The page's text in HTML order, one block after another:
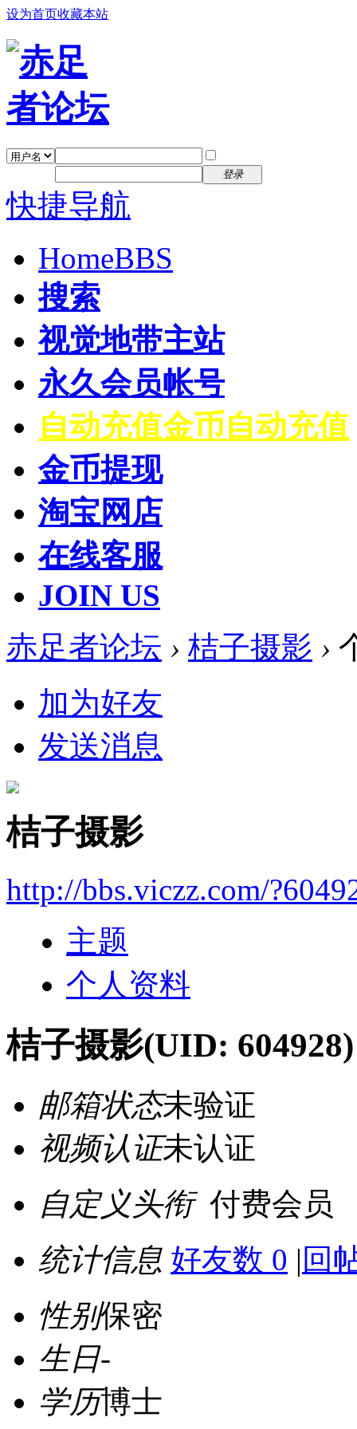
设为首页收藏本站
登录
快捷导航
HomeBBS
搜索
视觉地带主站
永久会员帐号
自动充值金币自动充值
金币提现
淘宝网店
在线客服
JOIN US
赤足者论坛 › 桔子摄影 ›
加为好友
发送消息
桔子摄影
http://bbs.viczz.com/
主题
个人资料
桔子摄影(UID: 604928)
邮箱状态未验证
视频认证未认证
自定义头衔 付费会员
统计信息 好友数 0 | 回
性别保密
生日-
学历博士